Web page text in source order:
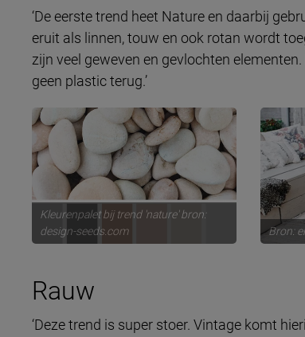
‘De eerste trend heet Nature en daarbij
eruit als linnen, touw en ook rotan wordt
zijn veel geweven en gevlochten
geen plastic terug.’
Kleurenpalet bij trend 'nature' bron:
design-seeds.com
Bron:
Rauw
‘Deze trend is super stoer. Vintage komt